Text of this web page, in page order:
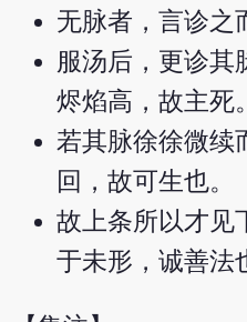
无脉者，言诊之
服汤后，更诊其
烬焰高，故主死。
若其脉徐徐微续
回，故可生也。
故上条所以才见
于未形，诚善法